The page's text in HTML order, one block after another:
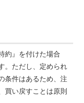
約』を付けた場合
。ただし、定められ
条件はあるため、注
買い戻すことは原則